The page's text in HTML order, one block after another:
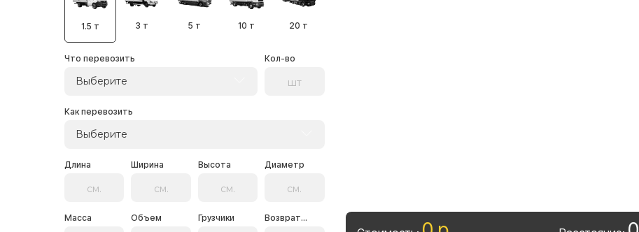
1.5 т 3 т 5 т 10 т 20 т
Что перевозить
Выберите
Кол-во
Как перевозить
Выберите
Длина Ширина Высота Диаметр
Масса Объем Грузчики Возврат...